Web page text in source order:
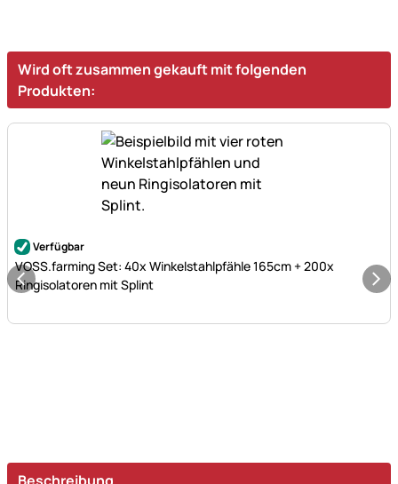
Wird oft zusammen gekauft mit folgenden
Produkten:
Noch keine Bewertungen abgegeben
Verfügbar
VOSS.farming Set: 40x Winkelstahlpfähle 165cm + 200x
Ringisolatoren mit Splint